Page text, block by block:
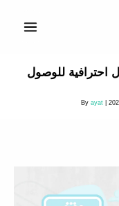
احترافية للوصول
| By
ayat